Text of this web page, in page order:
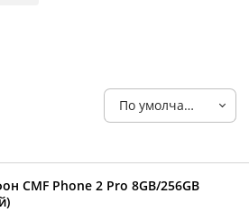
По умолчанию
CMF Phone 2 Pro 8GB/256GB